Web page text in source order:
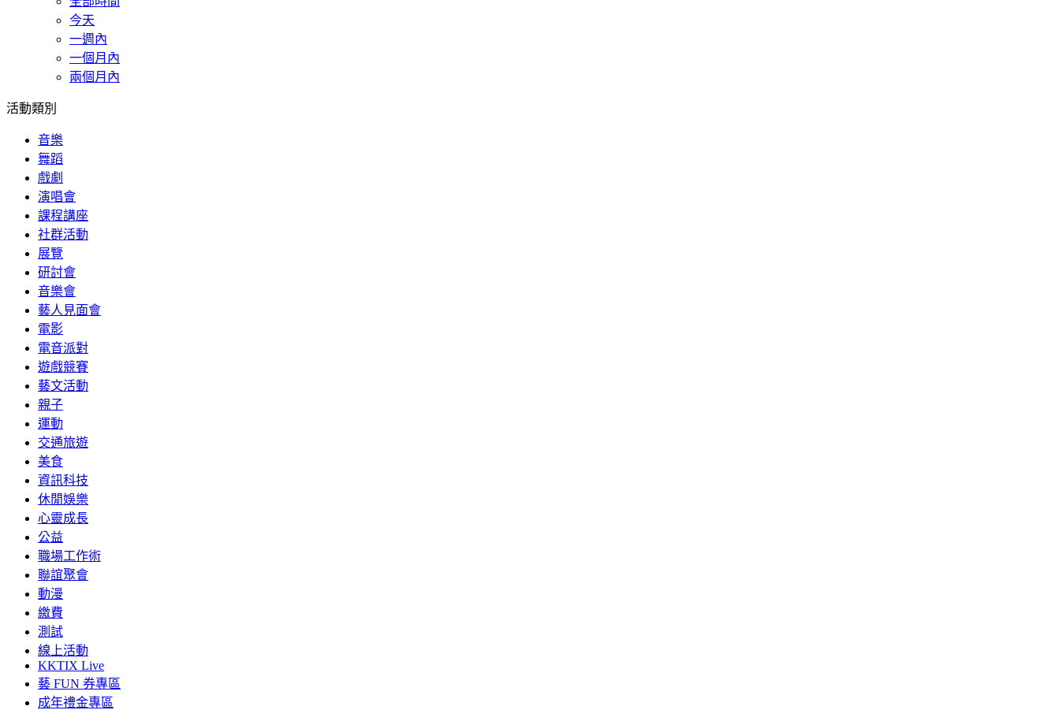
今天
一週內
一個月內
兩個月內
活動類別
音樂
舞蹈
戲劇
演唱會
課程講座
社群活動
展覽
研討會
音樂會
藝人見面會
電影
電音派對
遊戲競賽
藝文活動
親子
運動
交通旅遊
美食
資訊科技
休閒娛樂
心靈成長
公益
職場工作術
聯誼聚會
動漫
繳費
測試
線上活動
KKTIX Live
藝 FUN 券專區
成年禮金專區